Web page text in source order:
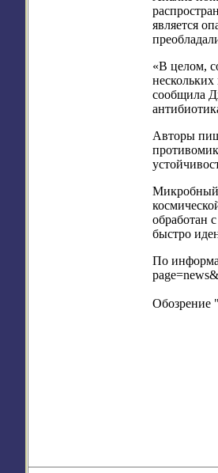
является
«В целом,
сообщила
Авторы
Микробный
обработан
быстро
По
Обозрение